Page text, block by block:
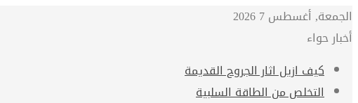
الجمعة, أغسطس 7 2026
أخبار حواء
كيف ازيل اثار الجروح القديمة
التخلص من الطاقة السلبية